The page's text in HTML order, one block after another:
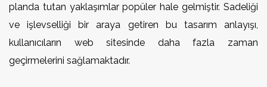
planda tutan yaklaşımlar popüler hale gelmiştir. Sadeliği
ve işlevselliği bir araya getiren bu tasarım anlayışı,
kullanıcıların web sitesinde daha fazla zaman
geçirmelerini sağlamaktadır.